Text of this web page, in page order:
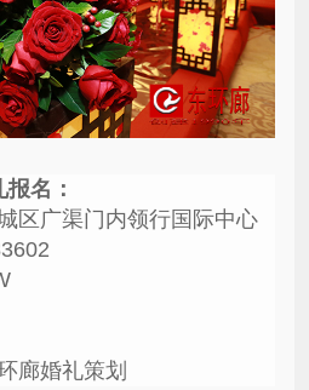
名：
区广渠门内领行国际中心
廊婚礼策划